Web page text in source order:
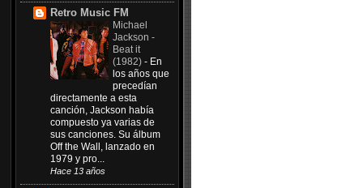
Retro Music FM
Michael
Jackson -
Beat it
(1982) - En
los años que
precedían
directamente a esta
canción, Jackson había
compuesto ya varias de
sus canciones. Su álbum
Off the Wall, lanzado en
1979 y pro...
Hace 13 años